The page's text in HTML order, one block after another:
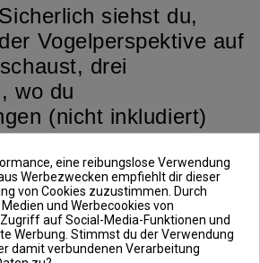
siehst du,
Vogelperspektive auf
drei
wo du
(nicht inkludiert)
Genau genommen
Bar auf drei Ruten
du die Buzz Bar, um
eine reibungslose Verwendung
Werbezwecken empfiehlt dir dieser
von Cookies zuzustimmen. Durch
und Werbecookies von
auf Social-Media-Funktionen und
Werbung. Stimmst du der Verwendung
damit verbundenen Verarbeitung